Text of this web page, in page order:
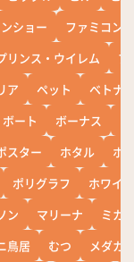
ショー
ファミコン
リンス・ウイレム
ブ
ア ペット
ベトナ
ボート ボーナス
スター ホタル
ホ
ポリグラフ
ホワイ
ン マリーナ
ミカ
鳥居 むつ
メダカ